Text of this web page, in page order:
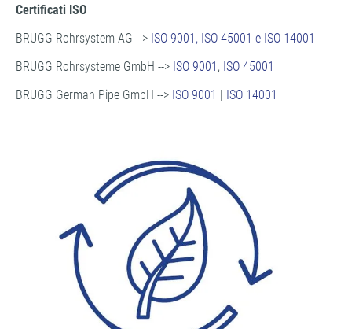
Certificati ISO
BRUGG Rohrsystem AG --> ISO 9001, ISO 45001 e ISO 14001
BRUGG Rohrsysteme GmbH --> ISO 9001 , ISO 45001
BRUGG German Pipe GmbH --> ISO 9001 | ISO 14001